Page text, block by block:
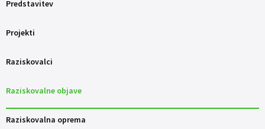
Predstavitev
Projekti
Raziskovalci
Raziskovalne objave
Raziskovalna oprema